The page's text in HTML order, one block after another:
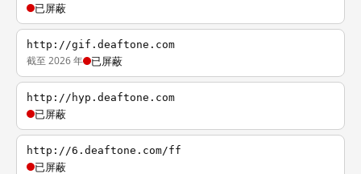
已屏蔽
http://gif.deaftone.com
截至 2026 年 已屏蔽
http://hyp.deaftone.com
已屏蔽
http://6.deaftone.com/ff
已屏蔽